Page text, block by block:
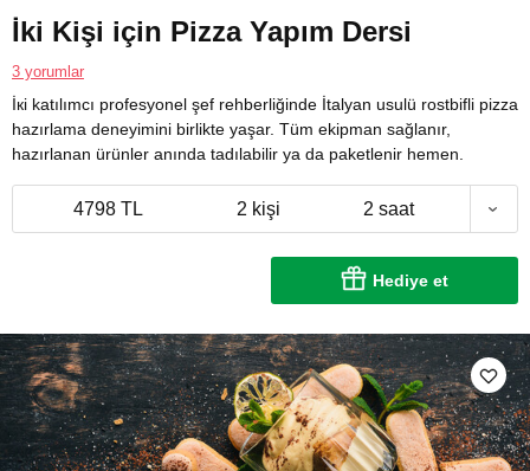
İki Kişi için Pizza Yapım Dersi
3 yorumlar
İкі katılımcı profesyonel şef rehberliğinde İtalyan usulü rostbifli pizza
hazırlama deneyimini birlikte yaşar. Tüm ekipman sağlanır,
hazırlanan ürünler anında tadılabilir ya da paketlenir hemen.
4798 TL 2 kişi 2 saat
Hediye et